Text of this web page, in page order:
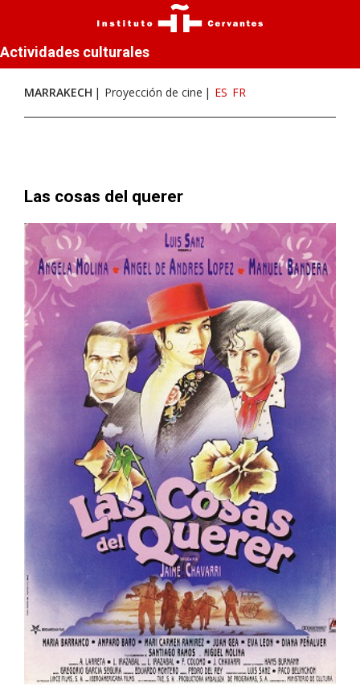
Actividades culturales
MARRAKECH Proyección de cine ES FR
Las cosas del querer